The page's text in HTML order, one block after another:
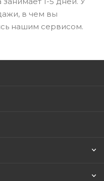
в чем вы
нашим сервисом.